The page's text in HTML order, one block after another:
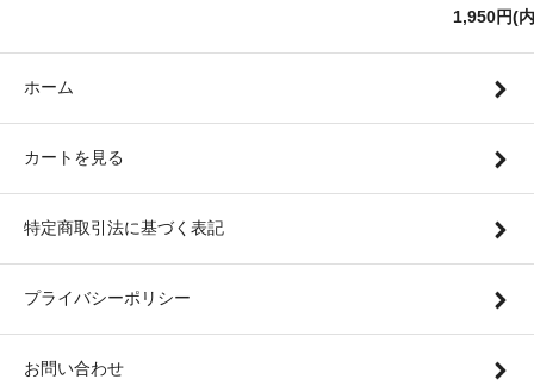
1,950円(
ホーム
カートを見る
特定商取引法に基づく表記
プライバシーポリシー
お問い合わせ